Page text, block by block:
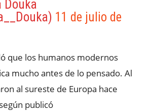
Douka
11 de julio de
que los humanos modernos
mucho antes de lo pensado. Al
al sureste de Europa hace
publicó